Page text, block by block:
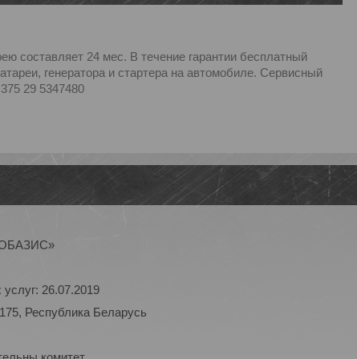
составляет 24 мес. В течение гарантии бесплатный
генератора и стартера на автомобиле. Сервисный
29 5347480
26.07.2019
Республика Беларусь